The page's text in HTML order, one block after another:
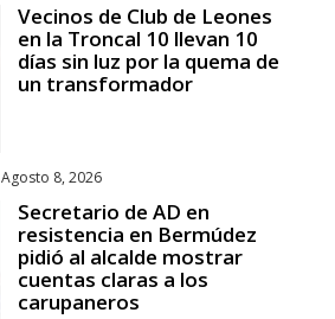
Vecinos de Club de Leones
en la Troncal 10 llevan 10
días sin luz por la quema de
un transformador
Agosto 8, 2026
Secretario de AD en
resistencia en Bermúdez
pidió al alcalde mostrar
cuentas claras a los
carupaneros